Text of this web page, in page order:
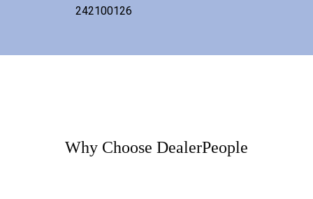
242100126
Why Choose DealerPeople